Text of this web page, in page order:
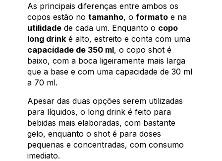
As principais diferenças entre ambos os
copos estão no tamanho, o formato e na
utilidade de cada um. Enquanto o copo
long drink é alto, estreito e conta com uma
capacidade de 350 ml, o copo shot é
baixo, com a boca ligeiramente mais larga
que a base e com uma capacidade de 30 ml
a 70 ml.
Apesar das duas opções serem utilizadas
para líquidos, o long drink é feito para
bebidas mais elaboradas, com bastante
gelo, enquanto o shot é para doses
pequenas e concentradas, com consumo
imediato.